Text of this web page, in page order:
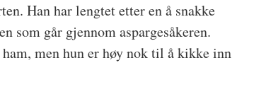
Han har lengtet etter en å snakke
som går gjennom aspargesåkeren.
men hun er høy nok til å kikke inn